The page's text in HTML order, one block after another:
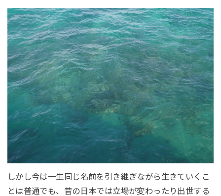
しかし今は一生同じ名前を引き継ぎながら生きていくこ
とは普通でも、昔の日本では立場が変わったり出世する